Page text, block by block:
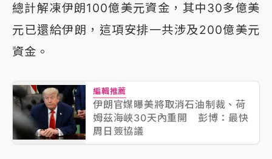
總計解凍伊朗100億美元資金，其中30多億美
元已還給伊朗，這項安排一共涉及200億美元
資金。
編輯推薦
伊朗官媒曝美將取消石油制裁、荷
姆茲海峽30天內重開 彭博：最快
周日簽協議